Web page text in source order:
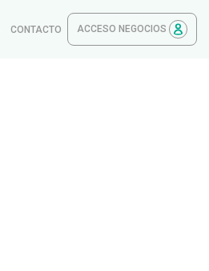
CONTACTO ACCESO NEGOCIOS